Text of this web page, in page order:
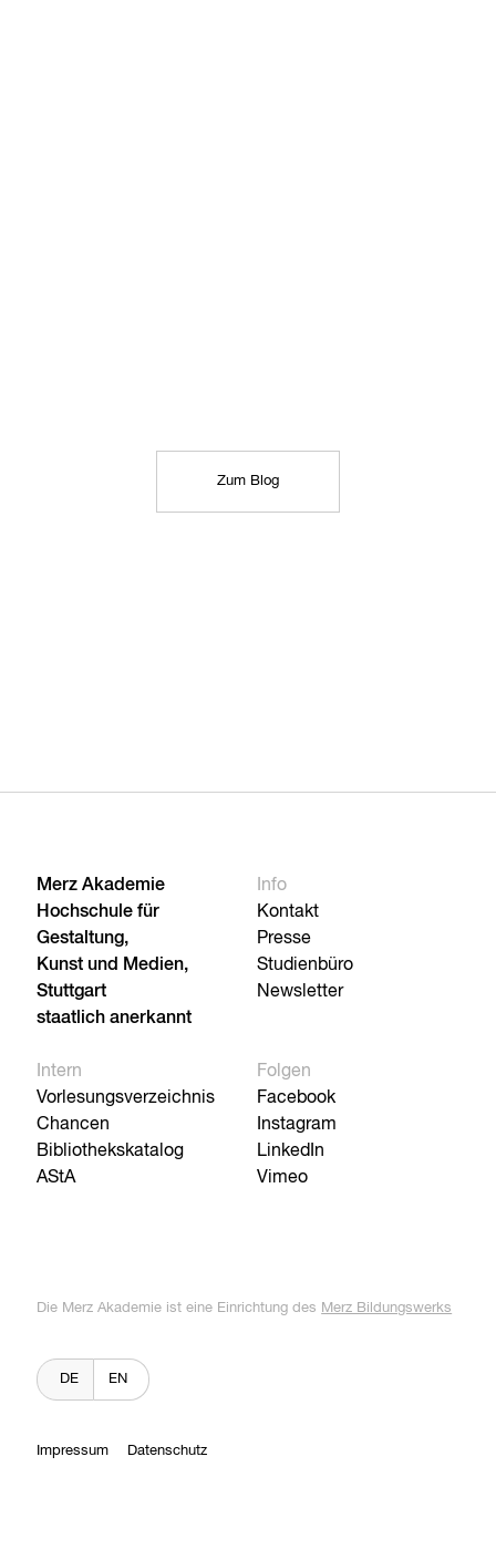
Zum Blog
Merz Akademie
Hochschule für
Gestaltung,
Kunst und Medien,
Stuttgart
staatlich anerkannt
Info
Kontakt
Presse
Studienbüro
Newsletter
Intern
Vorlesungsverzeichnis
Chancen
Bibliothekskatalog
AStA
Folgen
Facebook
Instagram
LinkedIn
Vimeo
Die Merz Akademie ist eine Einrichtung des Merz Bildungswerks
DE EN
Impressum Datenschutz